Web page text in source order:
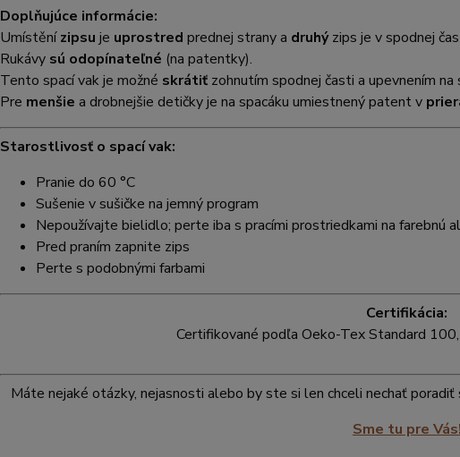
Doplňujúce informácie:
Umístěnízipsu je uprostred prednej strany a druhýzips je v spodnej
Rukávy sú odopínateľné (na patentky).
Tento spací vak je možné skrátiť zohnutím spodnej časti a upevnením na
Pre menšie a drobnejšie detičky je na spacáku umiestnený patent v
Starostlivosť o spací vak:
Pranie do 60 °C
Sušenie v sušičke na jemný program
Nepoužívajte bielidlo; perte iba s pracími prostriedkami na farebnú
Pred praním zapnite zips
Perte s podobnými farbami
Certifikácia:
Certifikované podľa Oeko-Tex Standard
Máte nejaké otázky, nejasnosti alebo by ste si len chceli nechať
Sme tu pre Vás!